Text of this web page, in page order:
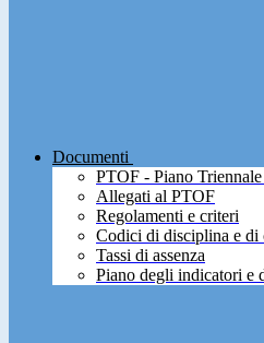
Documenti
PTOF - Piano
Allegati al PTOF
Regolamenti e criteri
Codici di disciplina e di
Tassi di assenza
Piano degli indicatori e